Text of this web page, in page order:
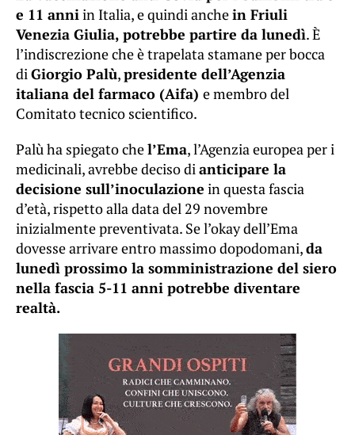
e 11 anniin Italia, e quindi anchein Friuli
Venezia Giulia, potrebbe partire da lunedì. È
l’indiscrezione che è trapelata stamane per bocca
diGiorgio Palù,presidente dell’Agenzia
italiana del farmaco (Aifa) e membro del
Comitato tecnico scientifico.
Palù ha spiegato chel’Ema, l’Agenzia europea per i
medicinali, avrebbe deciso dianticipare la
decisione sull’inoculazione in questa fascia
d’età, rispetto alla data del 29 novembre
inizialmente preventivata. Se l’okay dell’Ema
dovesse arrivare entro massimo dopodomani,da
lunedì prossimo la somministrazione del siero
nella fascia 5-11 anni potrebbe diventare
realtà.